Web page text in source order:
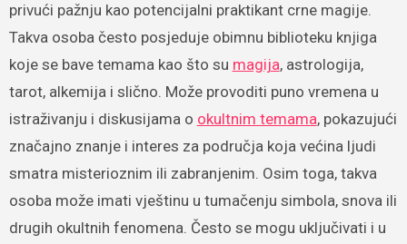
privući pažnju kao potencijalni praktikant crne magije.
Takva osoba često posjeduje obimnu biblioteku knjiga
koje se bave temama kao što su magija, astrologija,
tarot, alkemija i slično. Može provoditi puno vremena u
istraživanju i diskusijama o okultnim temama, pokazujući
značajno znanje i interes za područja koja većina ljudi
smatra misterioznim ili zabranjenim. Osim toga, takva
osoba može imati vještinu u tumačenju simbola, snova ili
drugih okultnih fenomena. Često se mogu uključivati i u